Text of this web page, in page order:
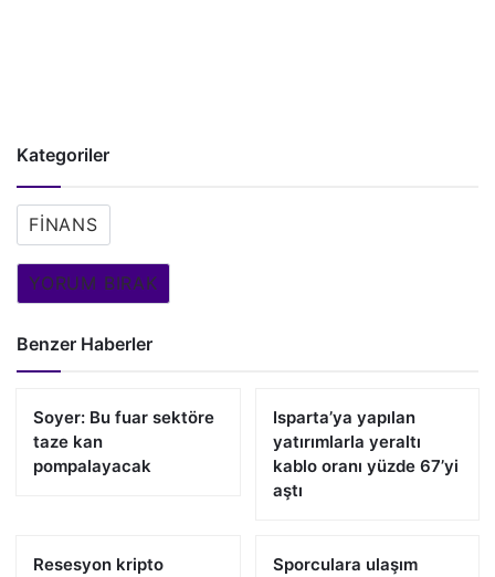
Kategoriler
FINANS
YORUM BIRAK
Benzer Haberler
Soyer: Bu fuar sektöre
taze kan
pompalayacak
Isparta’ya yapılan
yatırımlarla yeraltı
kablo oranı yüzde 67’yi
aştı
Resesyon kripto
Sporculara ulaşım